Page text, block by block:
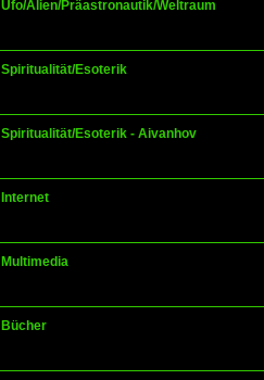
Ufo/Alien/Präastronautik/Weltraum
Spiritualität/Esoterik
Spiritualität/Esoterik - Aivanhov
Internet
Multimedia
Bücher